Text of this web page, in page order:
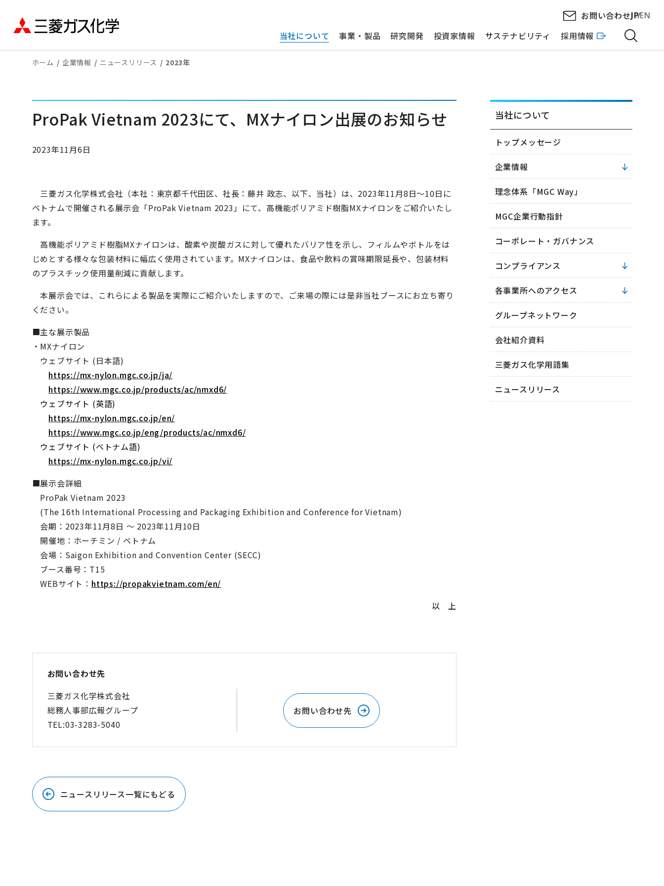
当社について 事業・製品 研究開発 投資家情報 サステナビリティ 採用情報
お問い合わせJPEN
ホーム 企業情報 ニュースリリース 2023年
ProPak Vietnam 2023にて、MXナイロン出展のお知らせ
2023年11月6日
三菱ガス化学株式会社（本社：東京都千代田区、社長：藤井 政志、以下、当社）は、2023年11月8日～10日に
ベトナムで開催される展示会「ProPak Vietnam 2023」にて、高機能ポリアミド樹脂MXナイロンをご紹介いたし
ます。
高機能ポリアミド樹脂MXナイロンは、酸素や炭酸ガスに対して優れたバリア性を示し、フィルムやボトルをは
じめとする様々な包装材料に幅広く使用されています。MXナイロンは、食品や飲料の賞味期限延長や、包装材料
のプラスチック使用量削減に貢献します。
本展示会では、これらによる製品を実際にご紹介いたしますので、ご来場の際には是非当社ブースにお立ち寄り
ください。
■主な展示製品
・MXナイロン
ウェブサイト (日本語)
https://mx-nylon.mgc.co.jp/ja/
https://www.mgc.co.jp/products/ac/nmxd6/
ウェブサイト (英語)
https://mx-nylon.mgc.co.jp/en/
https://www.mgc.co.jp/eng/products/ac/nmxd6/
ウェブサイト (ベトナム語)
https://mx-nylon.mgc.co.jp/vi/
■展示会詳細
ProPak Vietnam 2023
(The 16th International Processing and Packaging Exhibition and Conference for Vietnam)
会期：2023年11月8日 ～ 2023年11月10日
開催地：ホーチミン / ベトナム
会場：Saigon Exhibition and Convention Center (SECC)
ブース番号：T15
WEBサイト： https://propakvietnam.com/en/
以 上
お問い合わせ先
三菱ガス化学株式会社
総務人事部広報グループ
TEL:03-3283-5040
お問い合わせ先
ニュースリリース一覧にもどる
当社について
トップメッセージ
企業情報
理念体系「MGC Way」
MGC企業行動指針
コーポレート・ガバナンス
コンプライアンス
各事業所へのアクセス
グループネットワーク
会社紹介資料
三菱ガス化学用語集
ニュースリリース